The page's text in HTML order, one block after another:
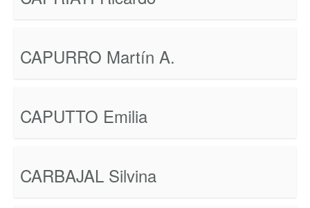
CAPURRO Martín A.
CAPUTTO Emilia
CARBAJAL Silvina